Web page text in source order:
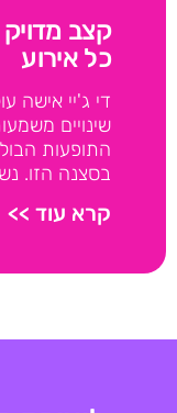
קצב מדויק
כל אירוע
די ג'יי אישה
שינויים
התופעות
בסצנה הזו.
קרא עוד >>